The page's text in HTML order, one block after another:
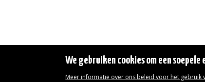
We gebruiken cookies om een
Meer informatie over ons beleid voor het gebruik